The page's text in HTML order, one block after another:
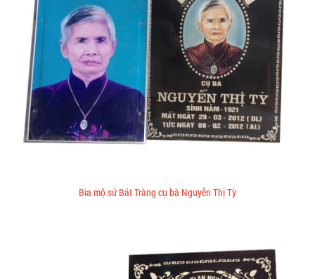
Bia mộ sứ Bát Tràng cụ bà Nguyễn Thị Tỳ